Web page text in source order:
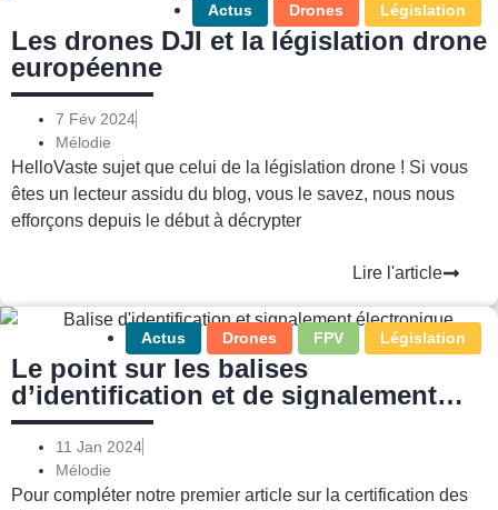
Actus Drones Législation
Les drones DJI et la législation drone
européenne
7 Fév 2024
Mélodie
HelloVaste sujet que celui de la législation drone ! Si vous
êtes un lecteur assidu du blog, vous le savez, nous nous
efforçons depuis le début à décrypter
Lire l'article
Actus Drones FPV Législation
Le point sur les balises
d’identification et de signalement
électronique
11 Jan 2024
Mélodie
Pour compléter notre premier article sur la certification des